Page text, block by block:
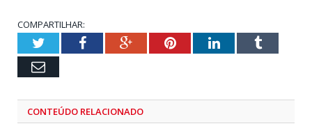
COMPARTILHAR:
TwitterFacebookGoogle+PinterestLinkedInTumblr
Email
CONTEÚDO RELACIONADO